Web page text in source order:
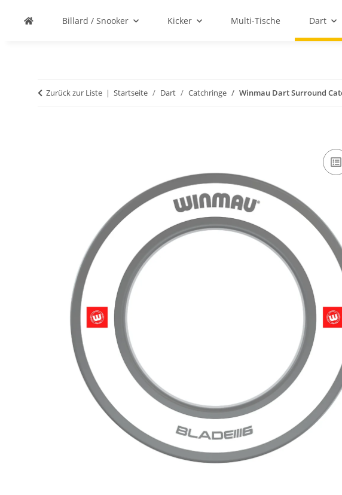
Billard / Snooker Kicker Multi-Tische Dart
Zurück zur Liste Startseite Dart Catchringe Winmau Dart Surround